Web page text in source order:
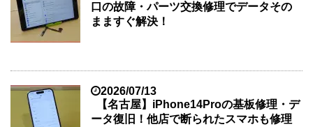
口の故障・パーツ交換修理でデータその
まますぐ解決！
2026/07/13
【名古屋】iPhone14Proの基板修理・デ
ータ復旧！他店で断られたスマホも修理